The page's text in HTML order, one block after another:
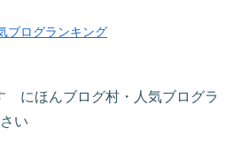
ブログランキング
にほんブログ村・人気ブログラ
い